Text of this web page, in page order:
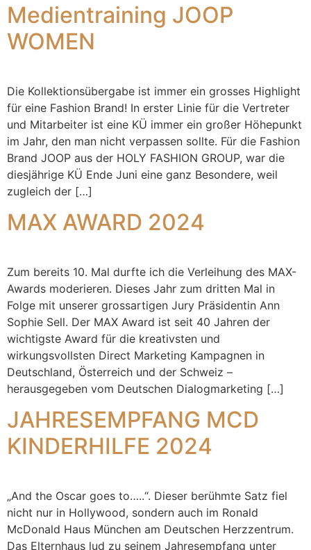
Medientraining JOOP
WOMEN
Die Kollektionsübergabe ist immer ein grosses Highlight
für eine Fashion Brand! In erster Linie für die Vertreter
und Mitarbeiter ist eine KÜ immer ein großer Höhepunkt
im Jahr, den man nicht verpassen sollte. Für die Fashion
Brand JOOP aus der HOLY FASHION GROUP, war die
diesjährige KÜ Ende Juni eine ganz Besondere, weil
zugleich der […]
MAX AWARD 2024
Zum bereits 10. Mal durfte ich die Verleihung des MAX-
Awards moderieren. Dieses Jahr zum dritten Mal in
Folge mit unserer grossartigen Jury Präsidentin Ann
Sophie Sell. Der MAX Award ist seit 40 Jahren der
wichtigste Award für die kreativsten und
wirkungsvollsten Direct Marketing Kampagnen in
Deutschland, Österreich und der Schweiz –
herausgegeben vom Deutschen Dialogmarketing […]
JAHRESEMPFANG MCD
KINDERHILFE 2024
„And the Oscar goes to…..“. Dieser berühmte Satz fiel
nicht nur in Hollywood, sondern auch im Ronald
McDonald Haus München am Deutschen Herzzentrum.
Das Elternhaus lud zu seinem Jahresempfang unter